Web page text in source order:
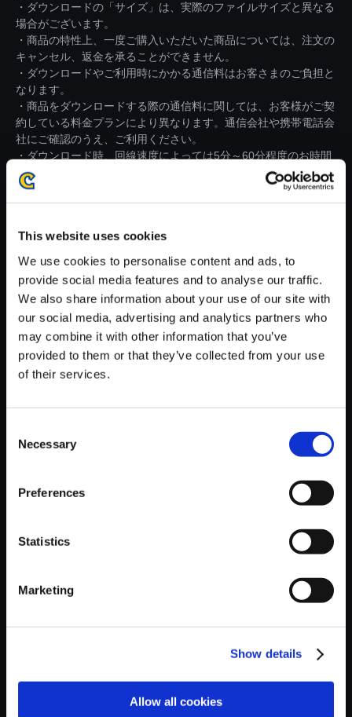
This website uses cookies
We use cookies to personalise content and ads, to
provide social media features and to analyse our traffic.
We also share information about your use of our site with
our social media, advertising and analytics partners who
may combine it with other information that you’ve
provided to them or that they’ve collected from your use
of their services.
Selection
Necessary
Preferences
Statistics
Marketing
Show details
Allow all cookies
・ダウンロードの「サイズ」は、実際のファイルサイズと異なる
場合がございます。
・商品の特性上、一度ご購入いただいた商品については、注文の
キャンセル、返金を承ることができません。
・ダウンロードやご利用時にかかる通信料はお客さまのご負担と
なります。
・商品をダウンロードする際の通信料に関しては、お客様がご契
約している料金プランにより異なります。通信会社や携帯電話会
社にご確認のうえ、ご利用ください。
・ダウンロード時、回線速度によっては5分～60分程度のお時間
がかかる場合がございます。
※ご購入いただいたファイルのダウンロードの際には、通信環境
が安定しているWifi環境でお試しください。
【単曲】DEVIL MAY CRY 5 Ori
ginal SoundTrack Anarchy In
The U．W． （DMC5 Remix）
おすすめ商品